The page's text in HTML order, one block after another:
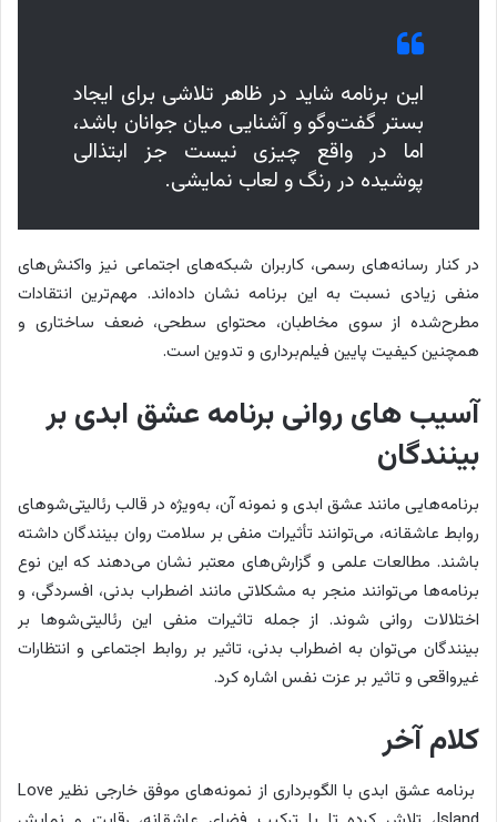
این برنامه شاید در ظاهر تلاشی برای ایجاد
بستر گفت‌وگو و آشنایی میان جوانان باشد،
اما در واقع چیزی نیست جز ابتذالی
پوشیده در رنگ و لعاب نمایشی.
در کنار رسانه‌های رسمی، کاربران شبکه‌های اجتماعی نیز واکنش‌های
منفی زیادی نسبت به این برنامه نشان داده‌اند. مهم‌ترین انتقادات
مطرح‌شده از سوی مخاطبان، محتوای سطحی، ضعف ساختاری و
همچنین کیفیت پایین فیلم‌برداری و تدوین است.
آسیب های روانی برنامه عشق ابدی بر
بینندگان
برنامه‌هایی مانند عشق ابدی و نمونه آن، به‌ویژه در قالب رئالیتی‌شوهای
روابط عاشقانه، می‌توانند تأثیرات منفی بر سلامت روان بینندگان داشته
باشند. مطالعات علمی و گزارش‌های معتبر نشان می‌دهند که این نوع
برنامه‌ها می‌توانند منجر به مشکلاتی مانند اضطراب بدنی، افسردگی، و
اختلالات روانی شوند. از جمله تاثیرات منفی این رئالیتی‌شو‌ها بر
بینندگان می‌توان به اضطراب بدنی، تاثیر بر روابط اجتماعی و انتظارات
غیرواقعی و تاثیر بر عزت نفس اشاره کرد.
کلام آخر
برنامه عشق ابدی با الگوبرداری از نمونه‌های موفق خارجی نظیر Love